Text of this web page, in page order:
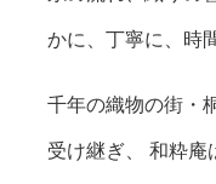
かに、丁寧に、時
千年の織物の街・
受け継ぎ、 和粋庵